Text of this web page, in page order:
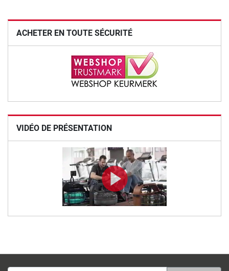
ACHETER EN TOUTE SÉCURITÉ
VIDÉO DE PRÉSENTATION